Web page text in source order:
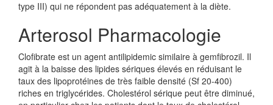
type III) qui ne répondent pas adéquatement à la diète.
Arterosol Pharmacologie
Clofibrate est un agent antilipidemic similaire à gemfibrozil. Il
agit à la baisse des lipides sériques élevés en réduisant le
taux des lipoprotéines de très faible densité (Sf 20-400)
riches en triglycérides. Cholestérol sérique peut être diminué,